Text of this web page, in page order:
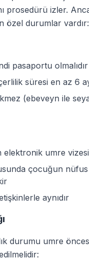
prosedürü izler.
özel durumlar vardır:
pasaportu olmalıdır
süresi en az 6
(ebeveyn ile
elektronik umre
çocuğun nüfus
aynıdır
durumu umre